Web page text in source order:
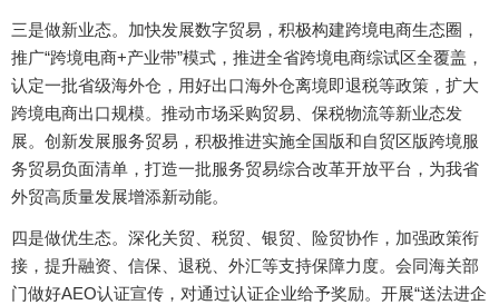
三是做新业态。加快发展数字贸易，积极构建跨境电商生态圈，
推广“跨境电商+产业带”模式，推进全省跨境电商综试区全覆盖，
认定一批省级海外仓，用好出口海外仓离境即退税等政策，扩大
跨境电商出口规模。推动市场采购贸易、保税物流等新业态发
展。创新发展服务贸易，积极推进实施全国版和自贸区版跨境服
务贸易负面清单，打造一批服务贸易综合改革开放平台，为我省
外贸高质量发展增添新动能。
四是做优生态。深化关贸、税贸、银贸、险贸协作，加强政策衔
接，提升融资、信保、退税、外汇等支持保障力度。会同海关部
门做好AEO认证宣传，对通过认证企业给予奖励。开展“送法进企